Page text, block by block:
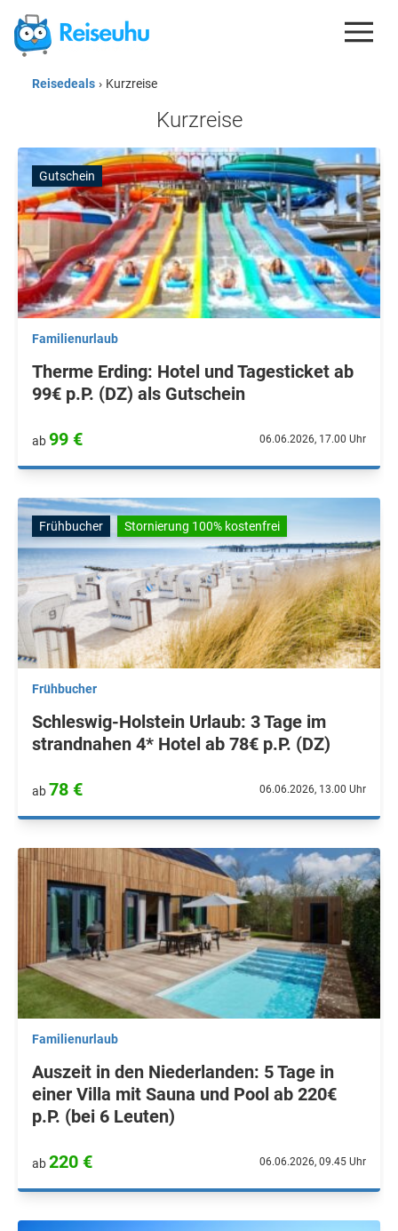
REISEDEALS
GUTSCHEINE
KREDITKARTEN
ESIM
REISEBLOG
Reisedeals › Kurzreise
Kurzreise
Gutschein
Familienurlaub
Therme Erding: Hotel und Tagesticket ab
99€ p.P. (DZ) als Gutschein
ab99 € 06.06.2026, 17.00 Uhr
Frühbucher Stornierung 100% kostenfrei
Frühbucher
Schleswig-Holstein Urlaub: 3 Tage im
strandnahen 4* Hotel ab 78€ p.P. (DZ)
ab78 € 06.06.2026, 13.00 Uhr
Familienurlaub
Auszeit in den Niederlanden: 5 Tage in
einer Villa mit Sauna und Pool ab 220€
p.P. (bei 6 Leuten)
ab220 € 06.06.2026, 09.45 Uhr